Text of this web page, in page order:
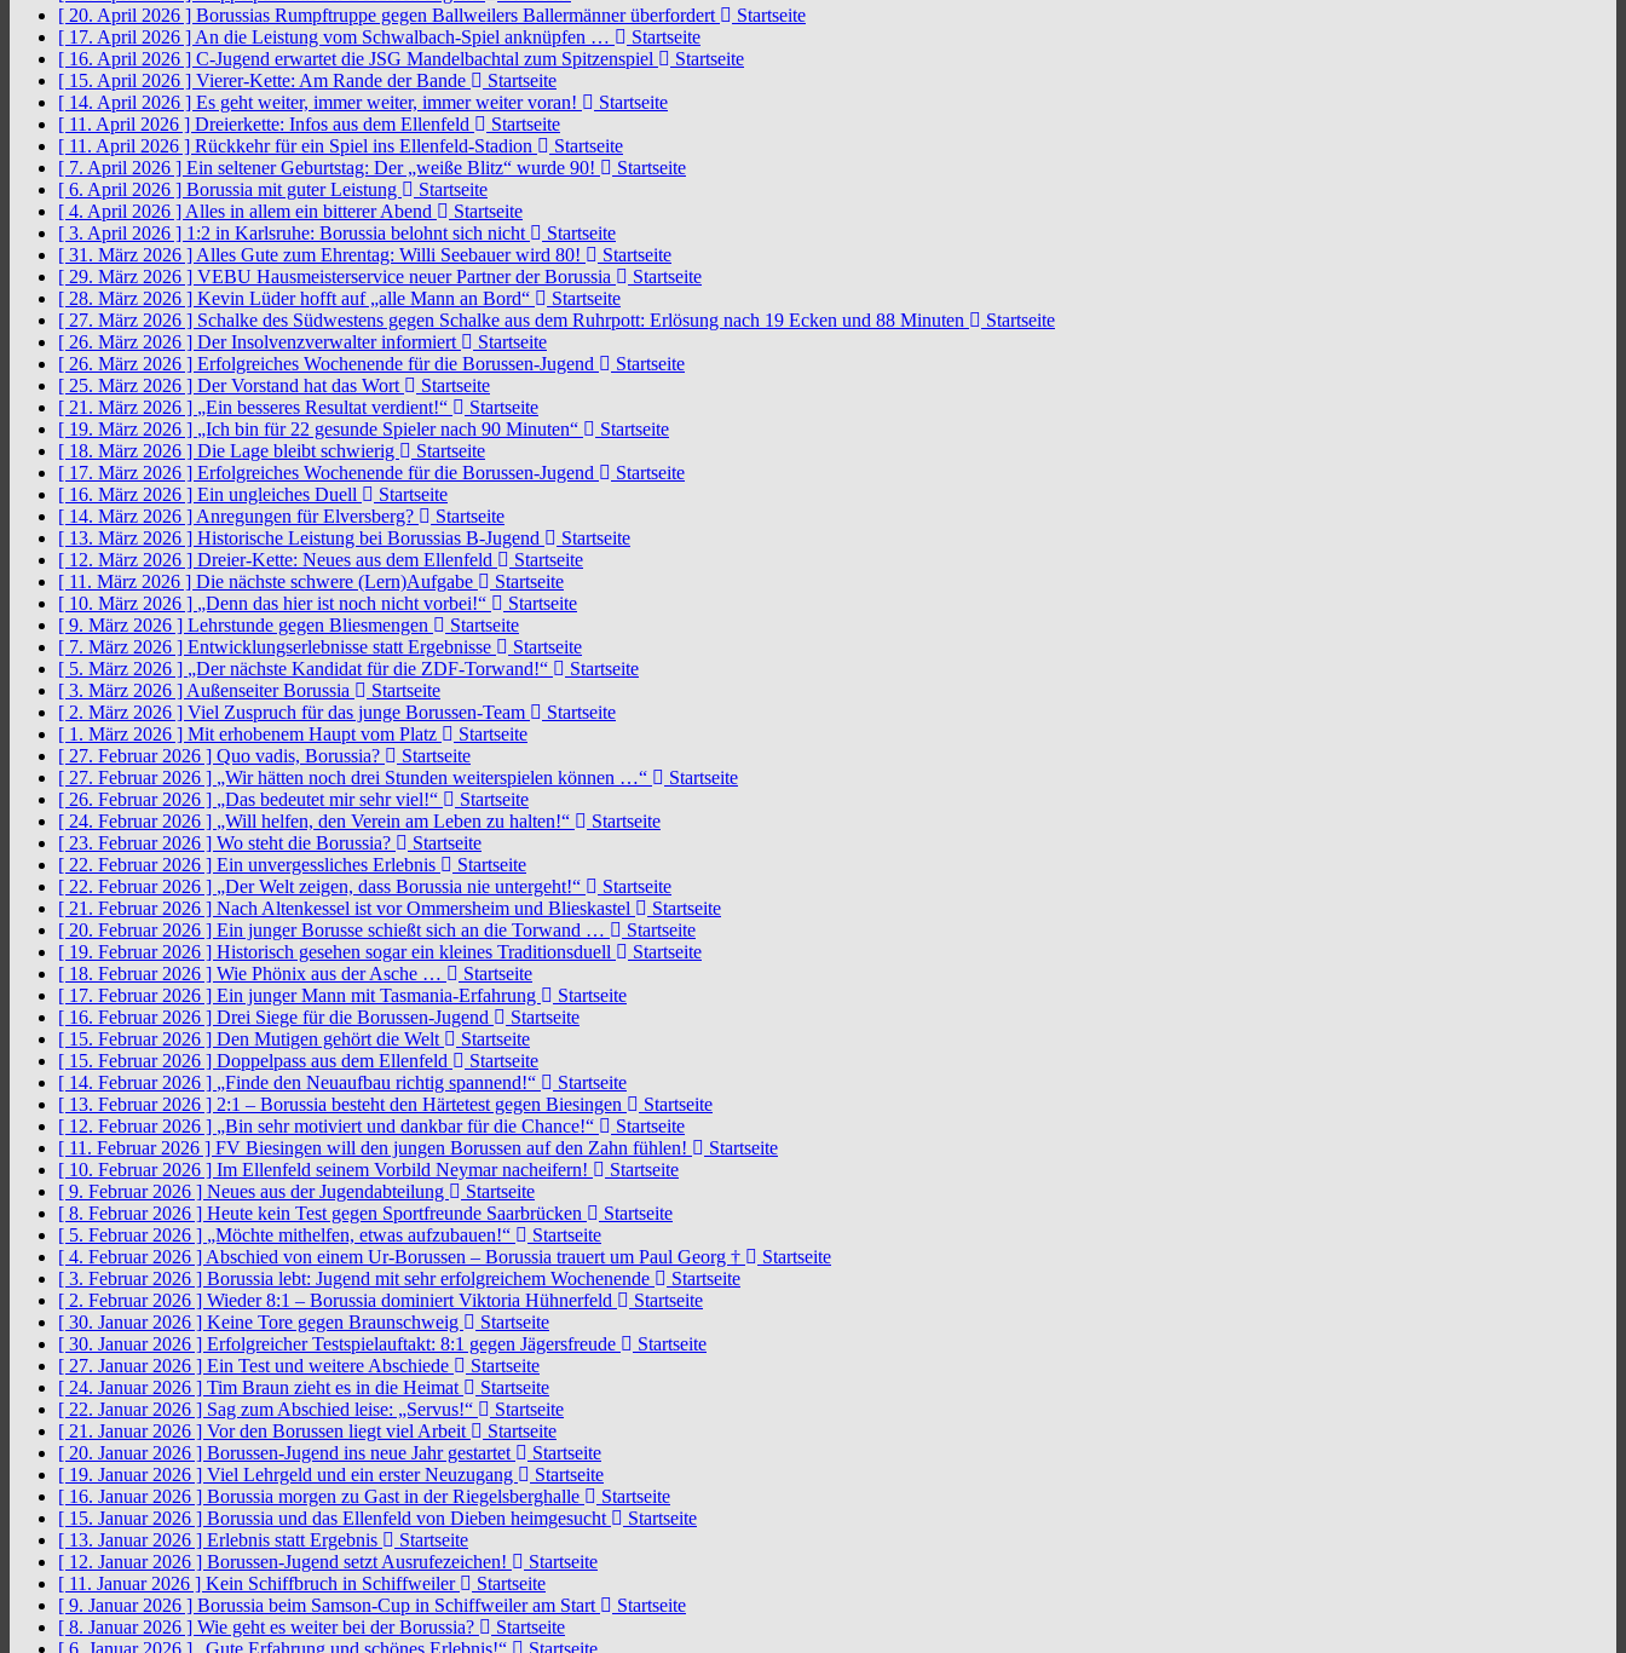
[ 20. April 2026 ] Borussias Rumpftruppe gegen Ballweilers Ballermänner überfordert
Startseite
[ 17. April 2026 ] An die Leistung vom Schwalbach-Spiel anknüpfen …
Startseite
[ 16. April 2026 ] C-Jugend erwartet die JSG Mandelbachtal zum Spitzenspiel
Startseite
[ 15. April 2026 ] Vierer-Kette: Am Rande der Bande
Startseite
[ 14. April 2026 ] Es geht weiter, immer weiter, immer weiter voran!
Startseite
[ 11. April 2026 ] Dreierkette: Infos aus dem Ellenfeld
Startseite
[ 11. April 2026 ] Rückkehr für ein Spiel ins Ellenfeld-Stadion
Startseite
[ 7. April 2026 ] Ein seltener Geburtstag: Der „weiße Blitz“ wurde 90!
Startseite
[ 6. April 2026 ] Borussia mit guter Leistung
Startseite
[ 4. April 2026 ] Alles in allem ein bitterer Abend
Startseite
[ 3. April 2026 ] 1:2 in Karlsruhe: Borussia belohnt sich nicht
Startseite
[ 31. März 2026 ] Alles Gute zum Ehrentag: Willi Seebauer wird 80!
Startseite
[ 29. März 2026 ] VEBU Hausmeisterservice neuer Partner der Borussia
Startseite
[ 28. März 2026 ] Kevin Lüder hofft auf „alle Mann an Bord“
Startseite
[ 27. März 2026 ] Schalke des Südwestens gegen Schalke aus dem Ruhrpott: Erlösung nach 19 Ecken und 88 Minuten
Startseite
[ 26. März 2026 ] Der Insolvenzverwalter informiert
Startseite
[ 26. März 2026 ] Erfolgreiches Wochenende für die Borussen-Jugend
Startseite
[ 25. März 2026 ] Der Vorstand hat das Wort
Startseite
[ 21. März 2026 ] „Ein besseres Resultat verdient!“
Startseite
[ 19. März 2026 ] „Ich bin für 22 gesunde Spieler nach 90 Minuten“
Startseite
[ 18. März 2026 ] Die Lage bleibt schwierig
Startseite
[ 17. März 2026 ] Erfolgreiches Wochenende für die Borussen-Jugend
Startseite
[ 16. März 2026 ] Ein ungleiches Duell
Startseite
[ 14. März 2026 ] Anregungen für Elversberg?
Startseite
[ 13. März 2026 ] Historische Leistung bei Borussias B-Jugend
Startseite
[ 12. März 2026 ] Dreier-Kette: Neues aus dem Ellenfeld
Startseite
[ 11. März 2026 ] Die nächste schwere (Lern)Aufgabe
Startseite
[ 10. März 2026 ] „Denn das hier ist noch nicht vorbei!“
Startseite
[ 9. März 2026 ] Lehrstunde gegen Bliesmengen
Startseite
[ 7. März 2026 ] Entwicklungserlebnisse statt Ergebnisse
Startseite
[ 5. März 2026 ] „Der nächste Kandidat für die ZDF-Torwand!“
Startseite
[ 3. März 2026 ] Außenseiter Borussia
Startseite
[ 2. März 2026 ] Viel Zuspruch für das junge Borussen-Team
Startseite
[ 1. März 2026 ] Mit erhobenem Haupt vom Platz
Startseite
[ 27. Februar 2026 ] Quo vadis, Borussia?
Startseite
[ 27. Februar 2026 ] „Wir hätten noch drei Stunden weiterspielen können …“
Startseite
[ 26. Februar 2026 ] „Das bedeutet mir sehr viel!“
Startseite
[ 24. Februar 2026 ] „Will helfen, den Verein am Leben zu halten!“
Startseite
[ 23. Februar 2026 ] Wo steht die Borussia?
Startseite
[ 22. Februar 2026 ] Ein unvergessliches Erlebnis
Startseite
[ 22. Februar 2026 ] „Der Welt zeigen, dass Borussia nie untergeht!“
Startseite
[ 21. Februar 2026 ] Nach Altenkessel ist vor Ommersheim und Blieskastel
Startseite
[ 20. Februar 2026 ] Ein junger Borusse schießt sich an die Torwand …
Startseite
[ 19. Februar 2026 ] Historisch gesehen sogar ein kleines Traditionsduell
Startseite
[ 18. Februar 2026 ] Wie Phönix aus der Asche …
Startseite
[ 17. Februar 2026 ] Ein junger Mann mit Tasmania-Erfahrung
Startseite
[ 16. Februar 2026 ] Drei Siege für die Borussen-Jugend
Startseite
[ 15. Februar 2026 ] Den Mutigen gehört die Welt
Startseite
[ 15. Februar 2026 ] Doppelpass aus dem Ellenfeld
Startseite
[ 14. Februar 2026 ] „Finde den Neuaufbau richtig spannend!“
Startseite
[ 13. Februar 2026 ] 2:1 – Borussia besteht den Härtetest gegen Biesingen
Startseite
[ 12. Februar 2026 ] „Bin sehr motiviert und dankbar für die Chance!“
Startseite
[ 11. Februar 2026 ] FV Biesingen will den jungen Borussen auf den Zahn fühlen!
Startseite
[ 10. Februar 2026 ] Im Ellenfeld seinem Vorbild Neymar nacheifern!
Startseite
[ 9. Februar 2026 ] Neues aus der Jugendabteilung
Startseite
[ 8. Februar 2026 ] Heute kein Test gegen Sportfreunde Saarbrücken
Startseite
[ 5. Februar 2026 ] „Möchte mithelfen, etwas aufzubauen!“
Startseite
[ 4. Februar 2026 ] Abschied von einem Ur-Borussen – Borussia trauert um Paul Georg †
Startseite
[ 3. Februar 2026 ] Borussia lebt: Jugend mit sehr erfolgreichem Wochenende
Startseite
[ 2. Februar 2026 ] Wieder 8:1 – Borussia dominiert Viktoria Hühnerfeld
Startseite
[ 30. Januar 2026 ] Keine Tore gegen Braunschweig
Startseite
[ 30. Januar 2026 ] Erfolgreicher Testspielauftakt: 8:1 gegen Jägersfreude
Startseite
[ 27. Januar 2026 ] Ein Test und weitere Abschiede
Startseite
[ 24. Januar 2026 ] Tim Braun zieht es in die Heimat
Startseite
[ 22. Januar 2026 ] Sag zum Abschied leise: „Servus!“
Startseite
[ 21. Januar 2026 ] Vor den Borussen liegt viel Arbeit
Startseite
[ 20. Januar 2026 ] Borussen-Jugend ins neue Jahr gestartet
Startseite
[ 19. Januar 2026 ] Viel Lehrgeld und ein erster Neuzugang
Startseite
[ 16. Januar 2026 ] Borussia morgen zu Gast in der Riegelsberghalle
Startseite
[ 15. Januar 2026 ] Borussia und das Ellenfeld von Dieben heimgesucht
Startseite
[ 13. Januar 2026 ] Erlebnis statt Ergebnis
Startseite
[ 12. Januar 2026 ] Borussen-Jugend setzt Ausrufezeichen!
Startseite
[ 11. Januar 2026 ] Kein Schiffbruch in Schiffweiler
Startseite
[ 9. Januar 2026 ] Borussia beim Samson-Cup in Schiffweiler am Start
Startseite
[ 8. Januar 2026 ] Wie geht es weiter bei der Borussia?
Startseite
[ 6. Januar 2026 ]
„Gute Erfahrung und schönes Erlebnis!“ Startseite